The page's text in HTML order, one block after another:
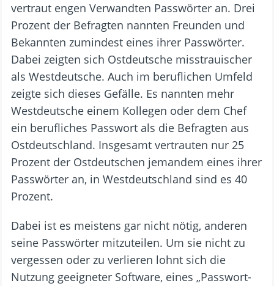
vertraut engen Verwandten Passwörter an. Drei
Prozent der Befragten nannten Freunden und
Bekannten zumindest eines ihrer Passwörter.
Dabei zeigten sich Ostdeutsche misstrauischer
als Westdeutsche. Auch im beruflichen Umfeld
zeigte sich dieses Gefälle. Es nannten mehr
Westdeutsche einem Kollegen oder dem Chef
ein berufliches Passwort als die Befragten aus
Ostdeutschland. Insgesamt vertrauten nur 25
Prozent der Ostdeutschen jemandem eines ihrer
Passwörter an, in Westdeutschland sind es 40
Prozent.
Dabei ist es meistens gar nicht nötig, anderen
seine Passwörter mitzuteilen. Um sie nicht zu
vergessen oder zu verlieren lohnt sich die
Nutzung geeigneter Software, eines „Passwort-